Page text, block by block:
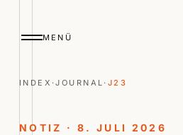
MENÜ
INDEX ·JOURNAL · J23
NOTIZ · 8. JULI 2026